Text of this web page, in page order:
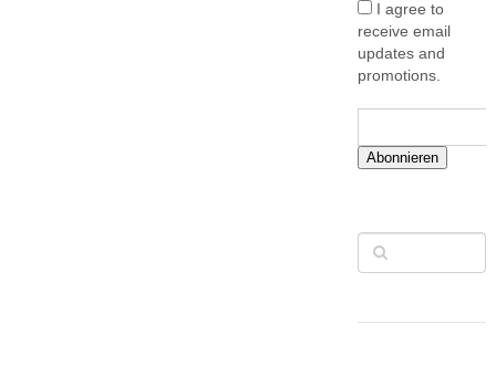
I agree to
receive email
updates and
promotions.
Abonnieren